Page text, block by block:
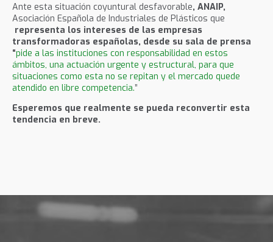
Ante esta situación coyuntural desfavorable, ANAIP,
Asociación Española de Industriales de Plásticos que
representa los intereses de las empresas
transformadoras españolas, desde su sala de prensa
“pide a las instituciones con responsabilidad en estos
ámbitos, una actuación urgente y estructural, para que
situaciones como esta no se repitan y el mercado quede
atendido en libre competencia.”
Esperemos que realmente se pueda reconvertir esta
tendencia en breve.